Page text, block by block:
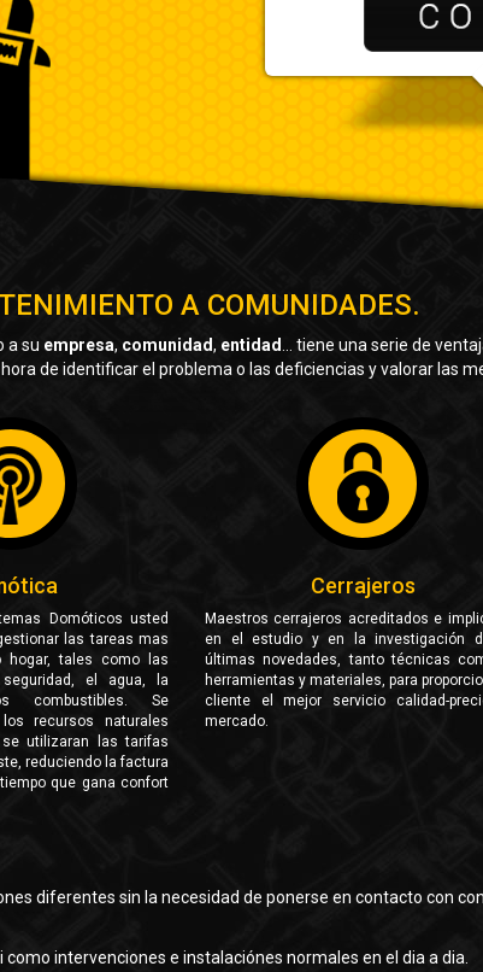
A COMUNIDADES.
a su empresa, comunidad, entidad
... tiene una serie de
de identificar el problema o las deficiencias y valorar las
Domóticos usted
las tareas mas
hogar, tales como las
el agua, la
combustibles. Se
recursos naturales
utilizaran las tarifas
reduciendo la factura
que gana confort
Cerrajeros
Maestros cerrajeros acreditados e
en el estudio y en la investigación
últimas novedades, tanto técnicas
herramientas y materiales, para
cliente el mejor servicio calidad-
mercado.
diferentes sin la necesidad de ponerse en contacto con
intervenciones e instalaciónes normales en el dia a dia.